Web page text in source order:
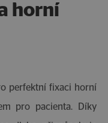
horní
perfektní fixaci horní
pro pacienta. Díky